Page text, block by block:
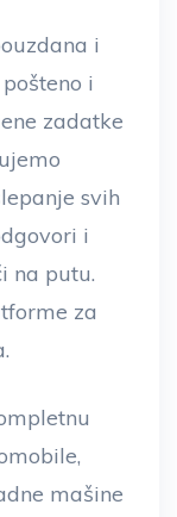
i
i
zadatke
svih
i
na putu.
za
mašine